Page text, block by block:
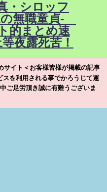
・シロッフ
無職童貞-
的まとめ速
夜露死苦！
サイト＜お客様皆様が掲載の記事
を利用される事でかろうじて運
ご足労頂き誠に有難うございま